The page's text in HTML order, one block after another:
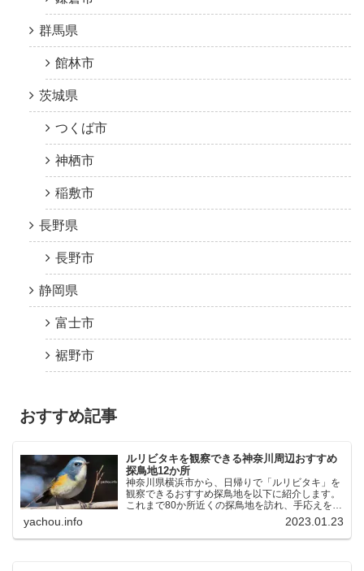
群馬県
館林市
茨城県
つくば市
神栖市
稲敷市
長野県
長野市
静岡県
富士市
裾野市
おすすめ記事
ルリビタキを観察できる神奈川周辺おすすめ
探鳥地12か所
神奈川県横浜市から、日帰りで「ルリビタキ」を
観察できるおすすめ探鳥地を以下に紹介します。
これまで80か所近くの探鳥地を訪れ、手応えを感
じた場所です。以下、★ が多いほど観察しやす
く、出現頻度が高いと感じた場所です。 北本自然
観察公園：埼玉県...
yachou.info 2023.01.23